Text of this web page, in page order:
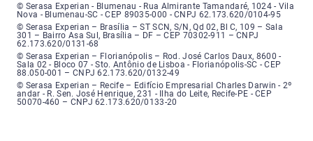
Serasa Experian - Blumenau - Endereço: Rua Almirante Tamandaré,
© Serasa Experian - Blumenau - Rua Almirante Tamandaré, 1024 - Vila
Nova - Blumenau-SC - CEP 89035-000 - CNPJ 62.173.620/0104-95
Serasa Experian - Brasília, Endereço: Setor Comercial Norte, sem
© Serasa Experian – Brasília – ST SCN, S/N, Qd 02, Bl C, 109 – Sala
301 – Bairro Asa Sul, Brasília – DF – CEP 70302-911 – CNPJ
62.173.620/0131-68
Serasa Experian - Florianópolis, Endereço: Rodovia José Carlos, número
© Serasa Experian – Florianópolis – Rod. José Carlos Daux, 8600 -
Sala 02 - Bloco 07 - Sto. Antônio de Lisboa - Florianópolis-SC - CEP
88.050-001 – CNPJ 62.173.620/0132-49
Serasa Experian - Recife, Endereço: Edifício Empresarial Charles Darwin,
© Serasa Experian – Recife – Edifício Empresarial Charles Darwin - 2º
andar - R. Sen. José Henrique, 231 - Ilha do Leite, Recife-PE - CEP
50070-460 – CNPJ 62.173.620/0133-20